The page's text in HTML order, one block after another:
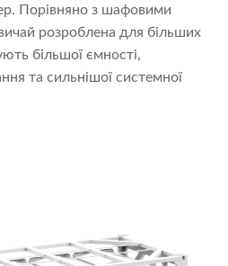
Порівняно з шафовими
розроблена для більших
більшої ємності,
та сильнішої системної